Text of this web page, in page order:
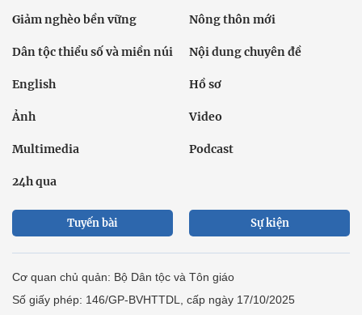
Giảm nghèo bền vững Nông thôn mới
Dân tộc thiểu số và miền núi Nội dung chuyên đề
English Hồ sơ
Ảnh Video
Multimedia Podcast
24h qua
Tuyến bài Sự kiện
Cơ quan chủ quản: Bộ Dân tộc và Tôn giáo
Số giấy phép: 146/GP-BVHTTDL, cấp ngày 17/10/2025